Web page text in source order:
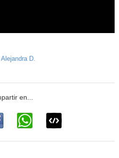
Alejandra D.